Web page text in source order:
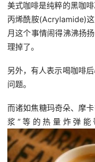
美式咖啡是纯粹的黑咖
丙烯酰胺(Acrylamide)
月这个事情闹得沸沸扬
理掉了。
另外，有人表示喝咖啡
问题。
而诸如焦糖玛奇朵、摩卡
浆”等的热量炸弹能